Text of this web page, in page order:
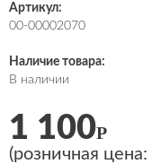
Артикул:
00-00002070
Наличие товара:
В наличии
1 100Р
(розничная цена: